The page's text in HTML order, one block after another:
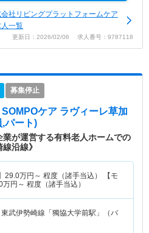
社リビングプラットフォームケア
一覧
更新日：2026/02/06 求人番号：9787118
募集停止
ケア ラヴィーレ草加
パート)
が運営する有料老人ホームでの
沿線》
29.0万円～ 程度（諸手当込） 【モ
万円～ 程度（諸手当込）
東武伊勢崎線「獨協大学前駅」（バ